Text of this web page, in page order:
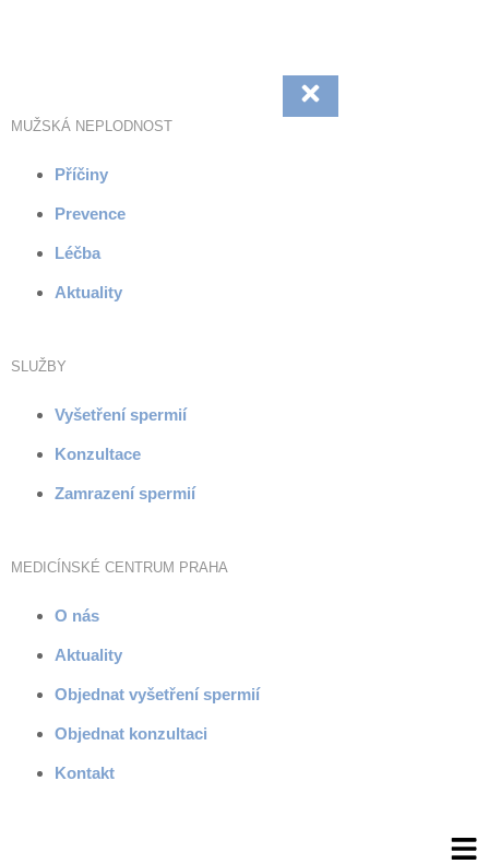
MUŽSKÁ NEPLODNOST
Příčiny
Prevence
Léčba
Aktuality
SLUŽBY
Vyšetření spermií
Konzultace
Zamrazení spermií
MEDICÍNSKÉ CENTRUM PRAHA
O nás
Aktuality
Objednat vyšetření spermií
Objednat konzultaci
Kontakt